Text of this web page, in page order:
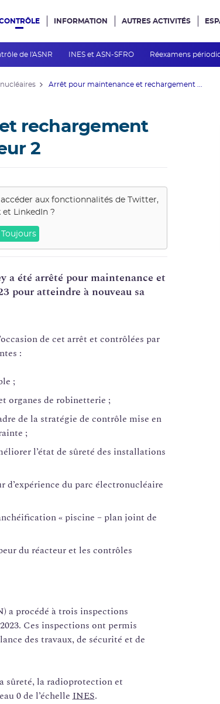
de l'ASNR INES et ASN-SFRO Réexamens
INFORMATION AUTRES ACTIVITÉS
Arrêt pour maintenance et rechargement ...
rechargement
2
aux fonctionnalités de
Twitter,
et LinkedIn?
Toujours
a été arrêté pour maintenance et
pour atteindre à nouveau sa
de cet arrêt et contrôlées par
:
;
organes de robinetterie ;
de la stratégie de contrôle mise en
;
l’état de sûreté des installations
d’expérience du parc électronucléaire
« piscine – plan joint de
du réacteur et les contrôles
a procédé à trois inspections
Ces inspections ont permis
des travaux, de sécurité et de
sûreté, la radioprotection et
0 de l’échelle INES.